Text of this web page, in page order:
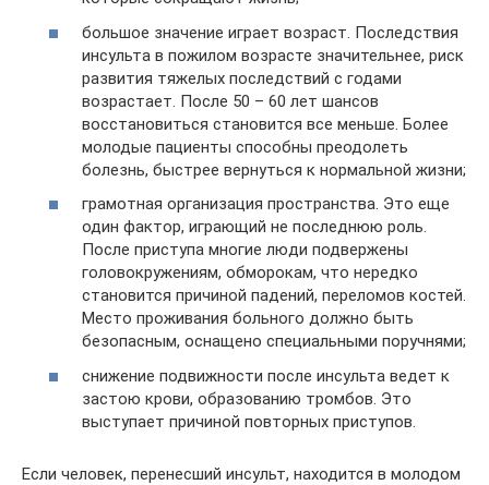
большое значение играет возраст. Последствия
инсульта в пожилом возрасте значительнее, риск
развития тяжелых последствий с годами
возрастает. После 50 – 60 лет шансов
восстановиться становится все меньше. Более
молодые пациенты способны преодолеть
болезнь, быстрее вернуться к нормальной жизни;
грамотная организация пространства. Это еще
один фактор, играющий не последнюю роль.
После приступа многие люди подвержены
головокружениям, обморокам, что нередко
становится причиной падений, переломов костей.
Место проживания больного должно быть
безопасным, оснащено специальными поручнями;
снижение подвижности после инсульта ведет к
застою крови, образованию тромбов. Это
выступает причиной повторных приступов.
Если человек, перенесший инсульт, находится в молодом